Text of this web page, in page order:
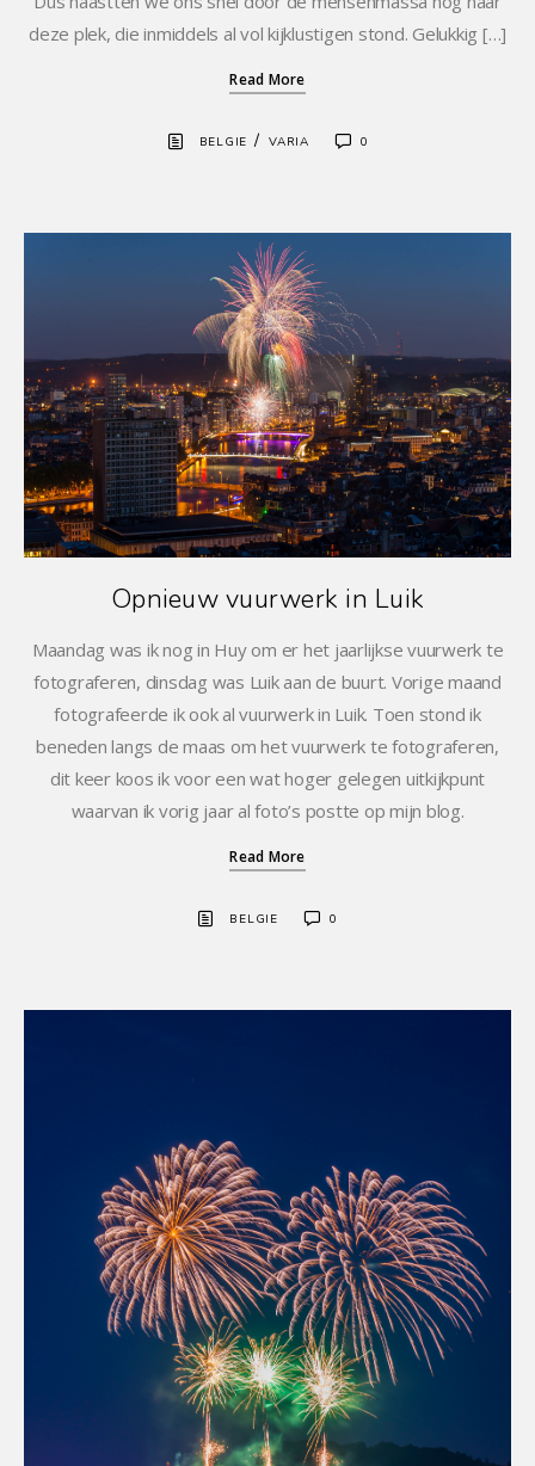
deze plek, die inmiddels al vol kijklustigen stond. Gelukkig […]
Read More
BELGIE / VARIA 0
Opnieuw vuurwerk in Luik
Maandag was ik nog in Huy om er het jaarlijkse vuurwerk te
fotograferen, dinsdag was Luik aan de buurt. Vorige maand
fotografeerde ik ook al vuurwerk in Luik. Toen stond ik
beneden langs de maas om het vuurwerk te fotograferen,
dit keer koos ik voor een wat hoger gelegen uitkijkpunt
waarvan ik vorig jaar al foto’s postte op mijn blog.
Read More
BELGIE 0